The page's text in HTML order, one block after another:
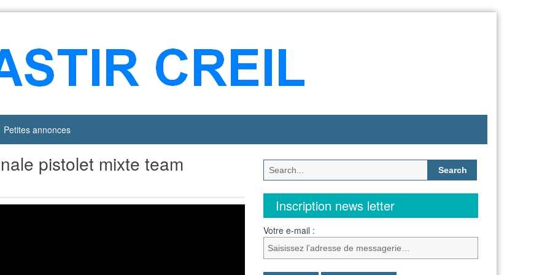
Petites annonces
pistolet mixte team
Search
for:
Inscription news letter
Votre e-mail :